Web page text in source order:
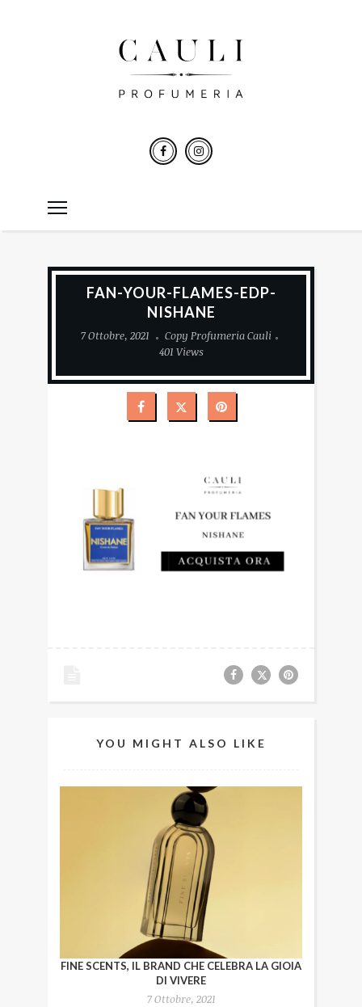
FAN-YOUR-FLAMES-EDP-
NISHANE
7 Ottobre, 2021
Copy Profumeria Cauli
401 Views
YOU MIGHT ALSO LIKE
FINE SCENTS, IL BRAND CHE CELEBRA LA GIOIA
DI VIVERE
7 Ottobre, 2021